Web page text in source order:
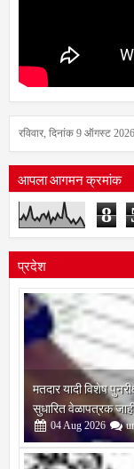
रविवार, दिनांक 9 ऑगस्ट 2026
आपला आगमन क्रमांक
8
प्रदेश
मतदार यादी विशेष
सुधारित वेळापत्रक
04 Aug 2026